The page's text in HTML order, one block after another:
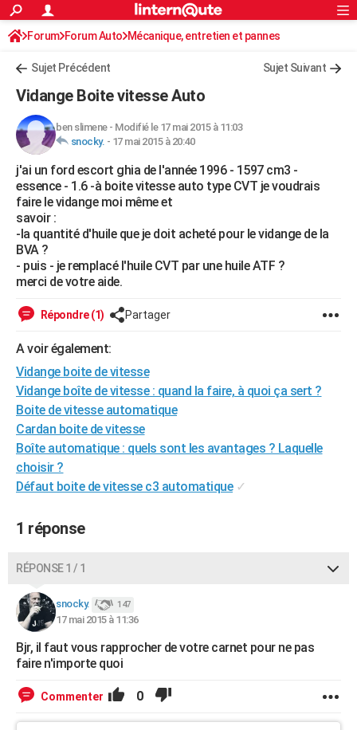
ACTUALITÉS
Politique
Société
Faits Divers
Education
Monde
Villes
+
FINANCE
Retraite
Impôts
Epargne
Immobilier
Risques naturels par ville
Banque
Assurance
Crédit
AUTO
Essais
Réserver un essai
Citadines
Berlines
SUV
Forum auto
+HIGH-TECH
Mobiles
Meilleur smartphone
Internet
Ordinateurs
Jeux vidéo
Guide high-tech
+BRICOLAGE
Forum
Aménagement intérieur
Extérieur
Cuisine
Salle de bains
Jardinage
Rangement
WEEK-END
Guides de France
Escapades
Patrimoine
Expositions
Musées
Week-end nature
LIFESTYLE
Art de vivre
Bien-être
Loisirs
Mode
Modes de vie
SANTE
VOYAGE
Destinations
City break
Voyage nature
Voyage de noces
Forum
Climat
+PHOTO
GUIDES D'ACHAT
BONS PLANS
CARTE DE VOEUX
Dictionnaire
Biographies
Citations
Expressions
Proverbes
PROGRAMME TV
COPAINS D'AVANT
S'inscrire
Se connecter
Lycées
Collèges
Primaires
Universités
Entreprises
Service militaire
Avis de recherche
AVIS DE DÉCÈS
FORUM
Bricolage
Lifestyle
Culture
Sport
Auto
Television
Voyage
Cinema
Rechercher
S'inscrire
Connexion
Forum Forum Auto Mécanique, entretien et pannes
Sujet Précédent Sujet Suivant
Vidange Boite vitesse Auto
ben slimene- Modifié le 17 mai 2015 à 11:03
snocky. - 17 mai 2015 à 20:40
j'ai un ford escort ghia de l'année 1996 - 1597 cm3 -
essence - 1.6 -à boite vitesse auto type CVT je voudrais
faire le vidange moi même et
savoir :
-la quantité d'huile que je doit acheté pour le vidange de la
BVA ?
- puis - je remplacé l'huile CVT par une huile ATF ?
merci de votre aide.
Répondre (1) Partager
A voir également:
Vidange boite de vitesse
Vidange boîte de vitesse : quand la faire, à quoi ça sert ?
Boite de vitesse automatique
Cardan boite de vitesse
Boîte automatique : quels sont les avantages ? Laquelle
choisir ?
Défaut boite de vitesse c3 automatique ✓
1 réponse
RÉPONSE 1 / 1
snocky. 147
17 mai 2015 à 11:36
Bjr, il faut vous rapprocher de votre carnet pour ne pas
faire n'importe quoi
Commenter 0